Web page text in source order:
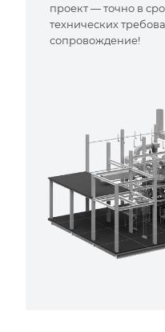
проект — точно в
технических
сопровождение!